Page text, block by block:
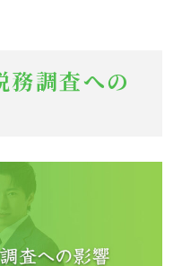
務調査への